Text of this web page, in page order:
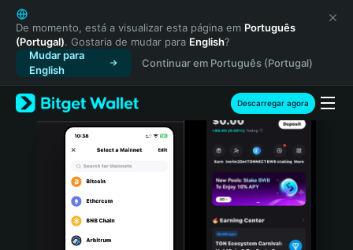
English
日本語
Tiếng Việt
Русский
Español (Latinoamérica)
Türkçe
Italiano
Português (Portugal)
Bahasa Indonesia
De momento, está a visualizar esta página em Português
(Portugal). Gostaria de mudar para English?
Mudar para
English
Continuar em Português (Portugal)
Descarregar agora